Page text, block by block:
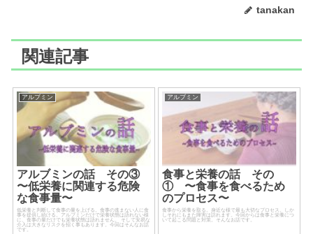
tanakan
関連記事
アルブミン
アルブミンの話 その③
〜低栄養に関連する危険
な食事量〜
低栄養と判断して食事の量を上げる。食事の進まない人に食
事を提供し続ける。アルブミンだけで栄養状態は語れない様
に、食事の量だけでも栄養状態は語れません。 そして安易な
介入は大きなリスクを招く事もあります。今回はそんなお話
です。
アルブミン
食事と栄養の話 その
① 〜食事を食べるため
のプロセス〜
食事から栄養を取る。身近な様で最も大切なプロセス。しか
しそれにもまた障害は訪れます。今回からは食事と栄養につ
いて起こる問題と対策。そんなお話です。